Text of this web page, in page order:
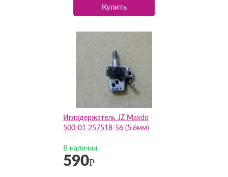
Купить
Иглодержатель JZ Maxdo
500-01 257518-56 (5,6мм)
В наличии
590Р